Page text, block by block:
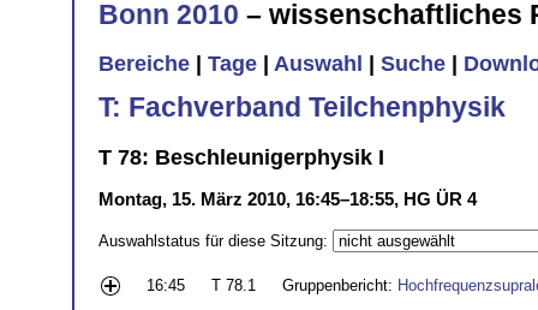
Bonn 2010 – wissenschaftliches
Bereiche Tage Auswahl Suche
T: Fachverband Teilchenphysik
T 78: Beschleunigerphysik I
Montag, 15. März 2010, 16:45–18:55, HG ÜR 4
Auswahlstatus für diese Sitzung:
16:45 T 78.1 Gruppenbericht: